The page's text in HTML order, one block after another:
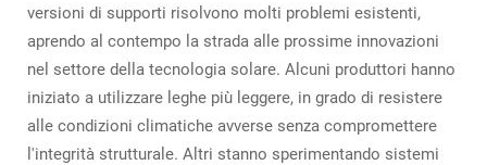
versioni di supporti risolvono molti problemi esistenti,
aprendo al contempo la strada alle prossime innovazioni
nel settore della tecnologia solare. Alcuni produttori hanno
iniziato a utilizzare leghe più leggere, in grado di resistere
alle condizioni climatiche avverse senza compromettere
l'integrità strutturale. Altri stanno sperimentando sistemi